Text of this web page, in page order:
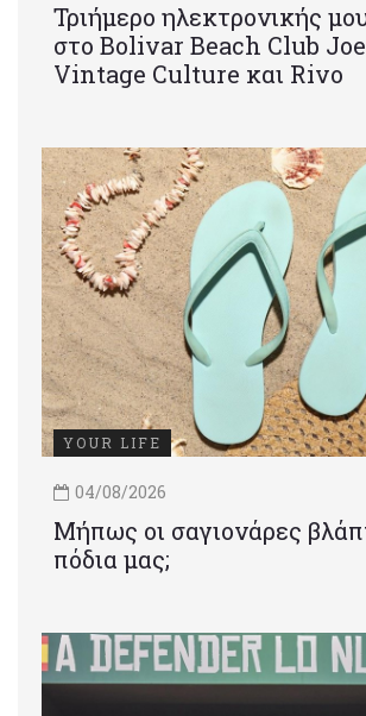
Τριήμερο ηλεκτρονικής
στο Bolivar Beach Club
Vintage Culture και Rivo
YOUR LIFE
04/08/2026
Μήπως οι σαγιονάρες
πόδια μας;